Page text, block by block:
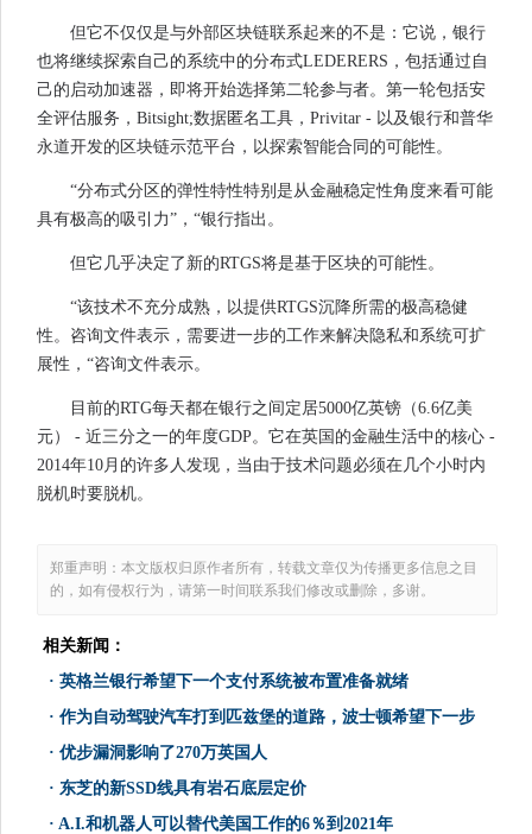
但它不仅仅是与外部区块链联系起来的不是：它说，银行
也将继续探索自己的系统中的分布式LEDERERS，包括通过自
己的启动加速器，即将开始选择第二轮参与者。第一轮包括安
全评估服务，Bitsight;数据匿名工具，Privitar - 以及银行和普华
永道开发的区块链示范平台，以探索智能合同的可能性。
“分布式分区的弹性特性特别是从金融稳定性角度来看可能
具有极高的吸引力”，“银行指出。
但它几乎决定了新的RTGS将是基于区块的可能性。
“该技术不充分成熟，以提供RTGS沉降所需的极高稳健
性。咨询文件表示，需要进一步的工作来解决隐私和系统可扩
展性，“咨询文件表示。
目前的RTG每天都在银行之间定居5000亿英镑（6.6亿美
元） - 近三分之一的年度GDP。它在英国的金融生活中的核心 -
2014年10月的许多人发现，当由于技术问题必须在几个小时内
脱机时要脱机。
郑重声明：本文版权归原作者所有，转载文章仅为传播更多信息之目
的，如有侵权行为，请第一时间联系我们修改或删除，多谢。
相关新闻：
· 英格兰银行希望下一个支付系统被布置准备就绪
· 作为自动驾驶汽车打到匹兹堡的道路，波士顿希望下一步
· 优步漏洞影响了270万英国人
· 东芝的新SSD线具有岩石底层定价
· A.I.和机器人可以替代美国工作的6％到2021年